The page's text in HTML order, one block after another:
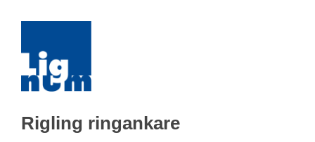
Rigling ringankare